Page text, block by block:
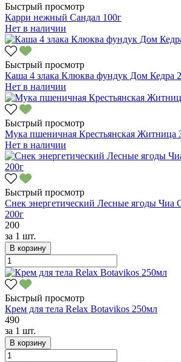
Быстрый просмотр
Карри нежный Сандал 100г
Нет в наличии
Быстрый просмотр
Каша 4 злака Клюква фундук Дом Кедра
Нет в наличии
Быстрый просмотр
Мука пшеничная Крестьянская Житница
Нет в наличии
Быстрый просмотр
Снек энергетический Лесные ягоды Чиа
200г
200
за 1 шт.
В корзину
Быстрый просмотр
Крем для тела Relax Botavikos 250мл
490
за 1 шт.
В корзину